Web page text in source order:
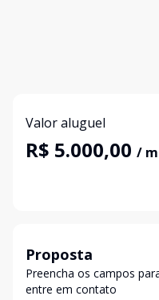
Valor aluguel
R$ 5.000,00 /
Proposta
Preencha os campos
entre em contato